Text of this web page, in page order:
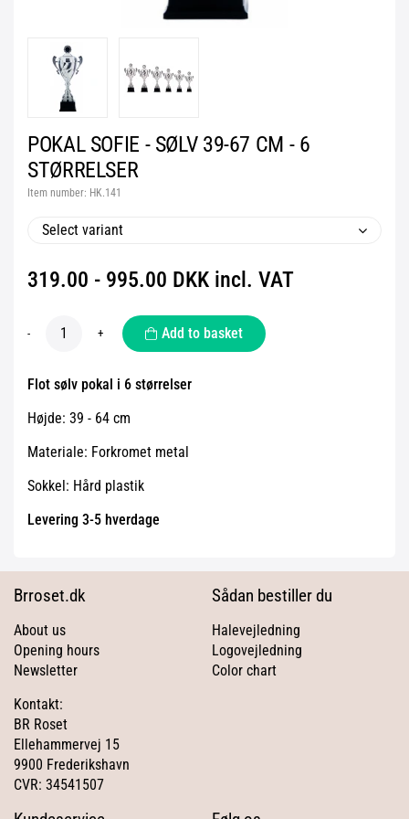
POKAL SOFIE - SØLV 39-67 CM - 6
STØRRELSER
Item number: HK.141
Select variant
319.00 - 995.00 DKK incl. VAT
- + Add to basket
Flot sølv pokal i 6 størrelser
Højde: 39 - 64 cm
Materiale: Forkromet metal
Sokkel: Hård plastik
Levering 3-5 hverdage
Brroset.dk
About us
Opening hours
Newsletter
Kontakt:
BR Roset
Ellehammervej 15
9900 Frederikshavn
CVR: 34541507
Sådan bestiller du
Halevejledning
Logovejledning
Color chart